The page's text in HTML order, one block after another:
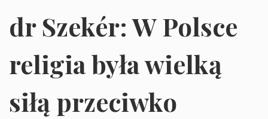
dr Szekér: W Polsce
religia była wielką
siłą przeciwko